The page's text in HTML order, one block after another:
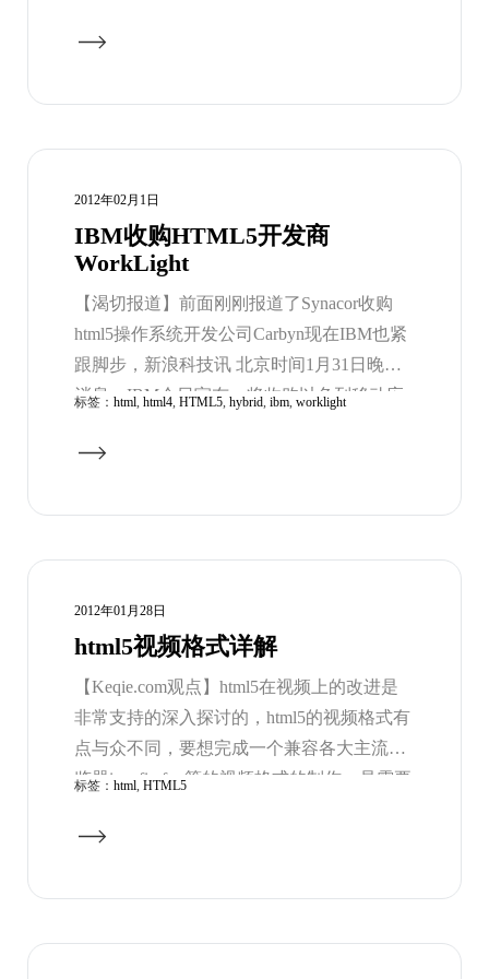
2012年02月1日
IBM收购HTML5开发商
WorkLight
【渴切报道】前面刚刚报道了Synacor收购
html5操作系统开发公司Carbyn现在IBM也紧
跟脚步，新浪科技讯 北京时间1月31日晚间
消息，IBM今日宣布，将收购以色列移动应
html5相关服务商呢？这不得不让我们对html5
标签： html, html4, HTML5, hybrid, ibm, worklight
2012年01月28日
html5视频格式详解
【Keqie.com观点】html5在视频上的改进是
非常支持的深入探讨的，html5的视频格式有
点与众不同，要想完成一个兼容各大主流浏
览器ie，firefox等的视频格式的制作，是需要
同作用，才可以的。所以html5的视屏格式让
有几个优点，例如可以支持ipad，iphone等手
标签： html, HTML5